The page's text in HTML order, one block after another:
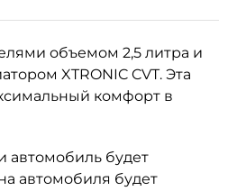
объемом 2,5 литра и
XTRONIC CVT. Эта
комфорт в
автомобиль будет
автомобиля будет